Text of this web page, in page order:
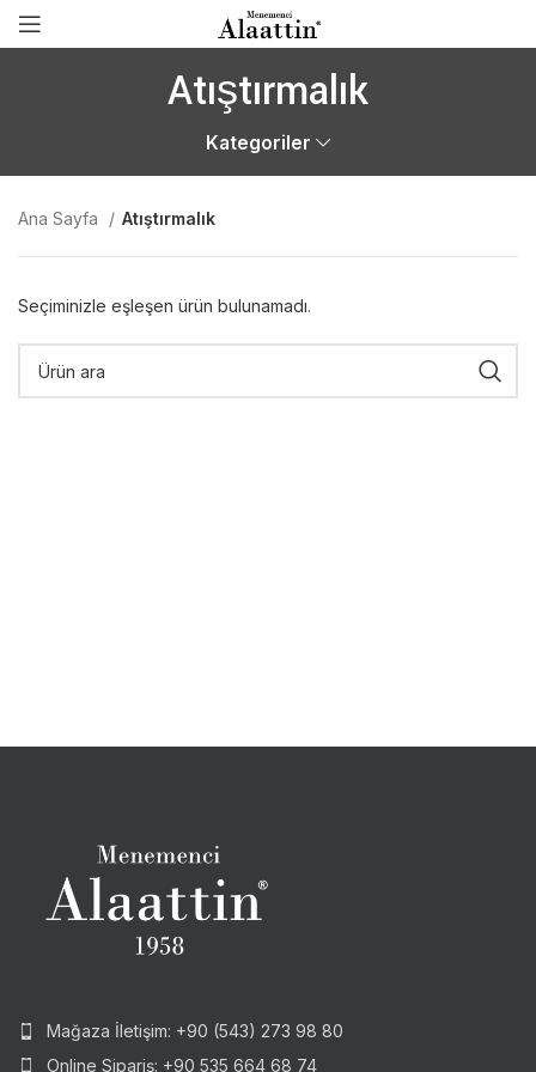
Atıştırmalık
Kategoriler
Ana Sayfa Atıştırmalık
Seçiminizle eşleşen ürün bulunamadı.
Mağaza İletişim: +90 (543) 273 98 80
Online Sipariş: +90 535 664 68 74